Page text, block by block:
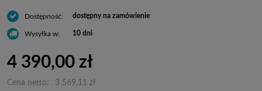
Dostępność: dostępny na zamówienie
Wysyłka w: 10 dni
4 390,00 zł
Cena netto: 3 569,11 zł